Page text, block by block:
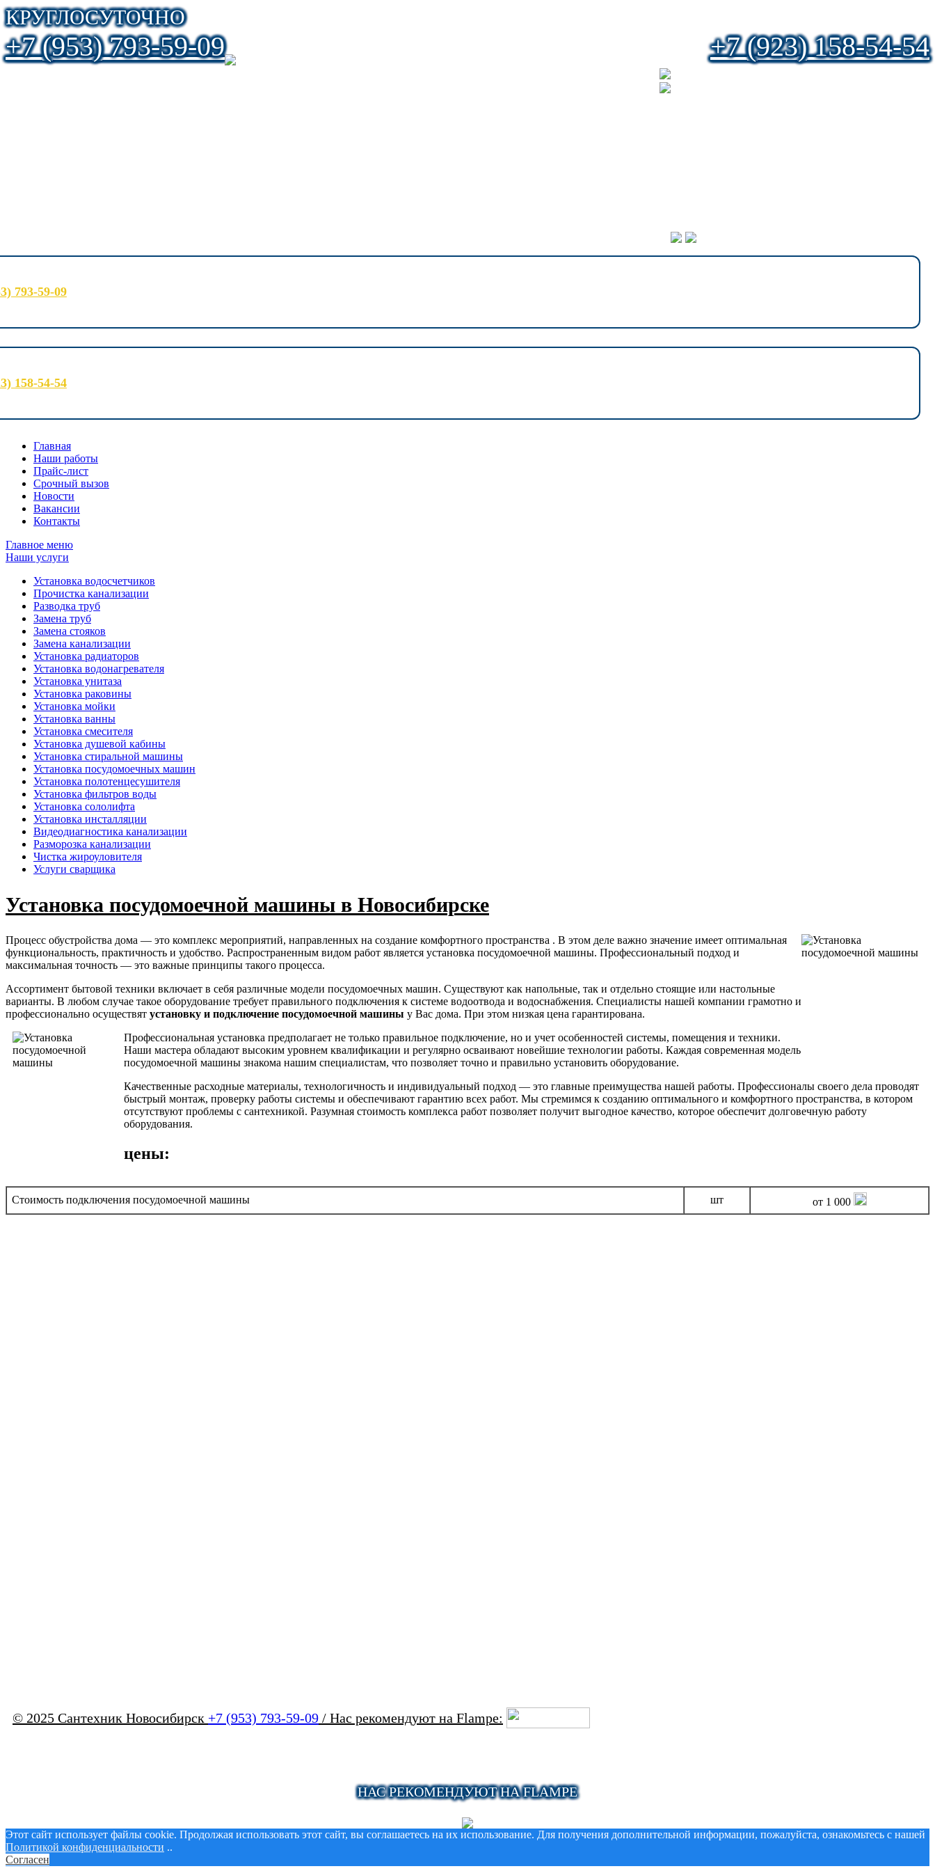
КРУГЛОСУТОЧНО
+7 (953) 793-59-09 +7 (923) 158-54-54
793-59-09
158-54-54
Главная
Наши работы
Прайс-лист
Срочный вызов
Новости
Вакансии
Контакты
Главное меню
Наши услуги
Установка водосчетчиков
Прочистка канализации
Разводка труб
Замена труб
Замена стояков
Замена канализации
Установка радиаторов
Установка водонагревателя
Установка унитаза
Установка раковины
Установка мойки
Установка ванны
Установка смесителя
Установка душевой кабины
Установка стиральной машины
Установка посудомоечных машин
Установка полотенцесушителя
Установка фильтров воды
Установка сололифта
Установка инсталляции
Видеодиагностика канализации
Разморозка канализации
Чистка жироуловителя
Услуги сварщика
Установка посудомоечной машины в Новосибирске
Процесс обустройства дома — это комплекс мероприятий, направленных на создание комфортного пространства . В этом деле важно значение имеет оптимальная
функциональность, практичность и удобство. Распространенным видом работ является установка посудомоечной машины. Профессиональный подход и
максимальная точность — это важные принципы такого процесса.
Ассортимент бытовой техники включает в себя различные модели посудомоечных машин. Существуют как напольные, так и отдельно стоящие или настольные
варианты. В любом случае такое оборудование требует правильного подключения к системе водоотвода и водоснабжения. Специалисты нашей компании грамотно и
профессионально осуществят установку и подключение посудомоечной машины у Вас дома. При этом низкая цена гарантирована.
Профессиональная установка предполагает не только правильное подключение, но и учет особенностей системы, помещения и техники.
Наши мастера обладают высоким уровнем квалификации и регулярно осваивают новейшие технологии работы. Каждая современная модель
посудомоечной машины знакома нашим специалистам, что позволяет точно и правильно установить оборудование.
Качественные расходные материалы, технологичность и индивидуальный подход — это главные преимущества нашей работы. Профессионалы своего дела проводят
быстрый монтаж, проверку работы системы и обеспечивают гарантию всех работ. Мы стремимся к созданию оптимального и комфортного пространства, в котором
отсутствуют проблемы с сантехникой. Разумная стоимость комплекса работ позволяет получит выгодное качество, которое обеспечит долговечную работу
оборудования.
цены:
Стоимость подключения посудомоечной машины шт от 1 000
© 2025 Сантехник Новосибирск +7 (953) 793-59-09 / Нас рекомендуют на Flampe:
НАС РЕКОМЕНДУЮТ НА FLAMPE
Этот сайт использует файлы cookie. Продолжая использовать этот сайт, вы соглашаетесь на их использование. Для получения дополнительной информации, пожалуйста, ознакомьтесь с нашей
Политикой конфиденциальности ..
Согласен